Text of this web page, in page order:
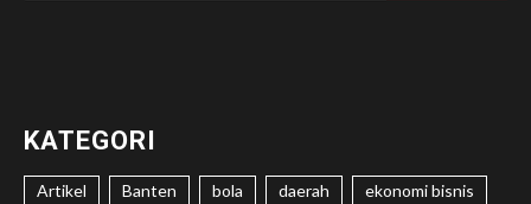
KATEGORI
Artikel Banten bola daerah ekonomi bisnis